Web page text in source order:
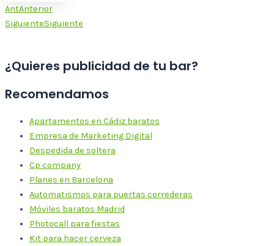
AntAnterior
SiguienteSiguiente
¿Quieres publicidad de tu bar?
Recomendamos
Apartamentos en Cádiz baratos
Empresa de Marketing Digital
Despedida de soltera
Cp company
Planes en Barcelona
Automatismos para puertas correderas
Móviles baratos Madrid
Photocall para fiestas
Kit para hacer cerveza